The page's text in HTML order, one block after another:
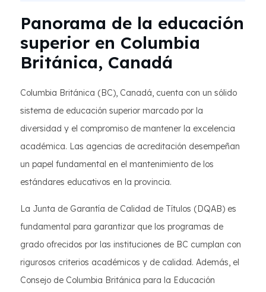
Panorama de la educación
superior en Columbia
Británica, Canadá
Columbia Británica (BC), Canadá, cuenta con un sólido
sistema de educación superior marcado por la
diversidad y el compromiso de mantener la excelencia
académica. Las agencias de acreditación desempeñan
un papel fundamental en el mantenimiento de los
estándares educativos en la provincia.
La Junta de Garantía de Calidad de Títulos (DQAB) es
fundamental para garantizar que los programas de
grado ofrecidos por las instituciones de BC cumplan con
rigurosos criterios académicos y de calidad. Además, el
Consejo de Columbia Británica para la Educación